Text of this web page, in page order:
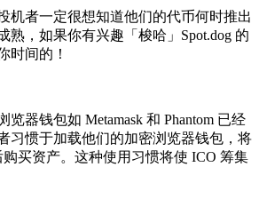
机者一定很想知道他们的代币何时推出
熟，如果你有兴趣「梭哈」Spot.dog 的
时间的！
器钱包如 Metamask 和 Phantom 已经
习惯于加载他们的加密浏览器钱包，将
买资产。这种使用习惯将使 ICO 筹集